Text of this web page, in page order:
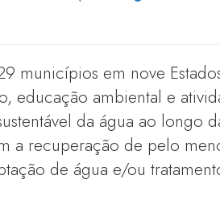
municípios em nove
educação ambiental e
da água ao longo
a recuperação de pelo
de água e/ou